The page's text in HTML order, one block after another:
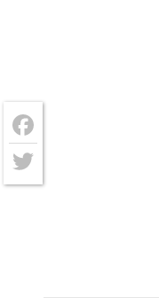
Facebook
Twitter